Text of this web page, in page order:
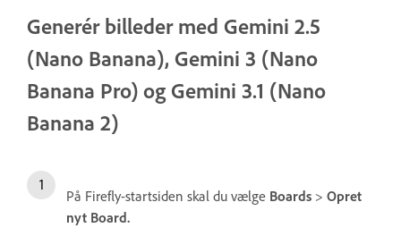
Generér billeder med Gemini 2.5
(Nano Banana), Gemini 3 (Nano
Banana Pro) og Gemini 3.1 (Nano
Banana 2)
På Firefly-startsiden skal du vælge Boards > Opret
nyt Board.